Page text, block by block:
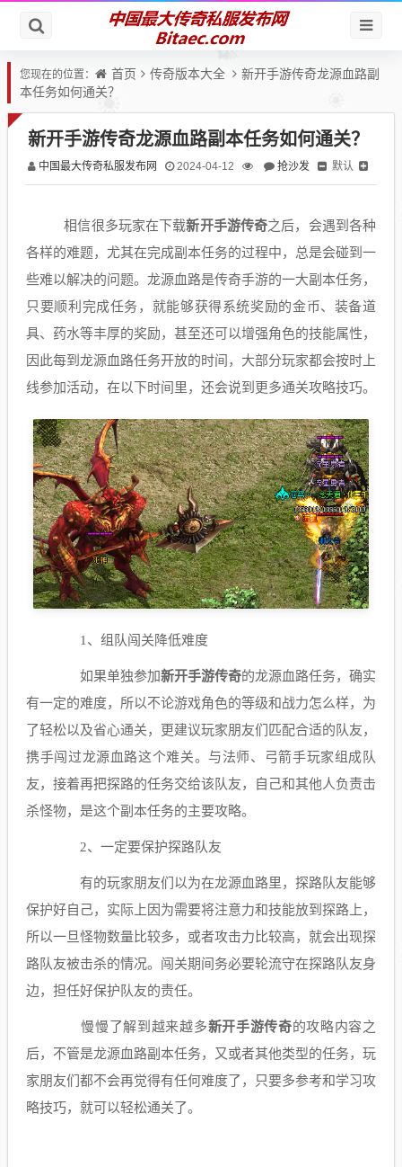
您现在的位置： 首页 传奇版本大全
新开手游传奇龙源血路副
本任务如何通关？
新开手游传奇龙源血路副本任务如何通关？
中国最大传奇私服发布网 2024-04-12 抢沙发 默认
相信很多玩家在下载新开手游传奇之后，会遇到各种
各样的难题，尤其在完成副本任务的过程中，总是会碰到一
些难以解决的问题。龙源血路是传奇手游的一大副本任务，
只要顺利完成任务，就能够获得系统奖励的金币、装备道
具、药水等丰厚的奖励，甚至还可以增强角色的技能属性，
因此每到龙源血路任务开放的时间，大部分玩家都会按时上
线参加活动，在以下时间里，还会说到更多通关攻略技巧。
1、组队闯关降低难度
如果单独参加新开手游传奇的龙源血路任务，确实
有一定的难度，所以不论游戏角色的等级和战力怎么样，为
了轻松以及省心通关，更建议玩家朋友们匹配合适的队友，
携手闯过龙源血路这个难关。与法师、弓箭手玩家组成队
友，接着再把探路的任务交给该队友，自己和其他人负责击
杀怪物，是这个副本任务的主要攻略。
2、一定要保护探路队友
有的玩家朋友们以为在龙源血路里，探路队友能够
保护好自己，实际上因为需要将注意力和技能放到探路上，
所以一旦怪物数量比较多，或者攻击力比较高，就会出现探
路队友被击杀的情况。闯关期间务必要轮流守在探路队友身
边，担任好保护队友的责任。
慢慢了解到越来越多新开手游传奇的攻略内容之
后，不管是龙源血路副本任务，又或者其他类型的任务，玩
家朋友们都不会再觉得有任何难度了，只要多参考和学习攻
略技巧，就可以轻松通关了。